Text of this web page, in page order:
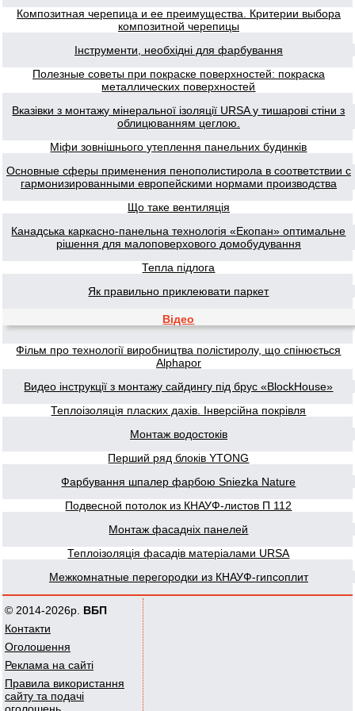
Композитная черепица и ее преимущества. Критерии выбора
композитной черепицы
Інструменти, необхідні для фарбування
Полезные советы при покраске поверхностей: покраска
металлических поверхностей
Вказівки з монтажу мінеральної ізоляції URSA у тишарові стіни з
облицюванням цеглою.
Міфи зовнішнього утеплення панельних будинків
Основные сферы применения пенополистирола в соответствии с
гармонизированными европейскими нормами производства
Що таке вентиляція
Канадська каркасно-панельна технологія «Екопан» оптимальне
рішення для малоповерхового домобудування
Тепла підлога
Як правильно приклеювати паркет
Відео
Фільм про технології виробництва полістиролу, що спінюється
Alphapor
Видео інструкції з монтажу сайдингу під брус «BlockHouse»
Теплоізоляція пласких дахів. Інверсійна покрівля
Монтаж водостоків
Перший ряд блоків YTONG
Фарбування шпалер фарбою Sniezka Nature
Подвесной потолок из КНАУФ-листов П 112
Монтаж фасадніх панелей
Теплоізоляція фасадів матеріалами URSA
Межкомнатные перегородки из КНАУФ-гипсоплит
© 2014-2026р. ВБП
Контакти
Оголошення
Реклама на сайті
Правила використання
сайту та подачі